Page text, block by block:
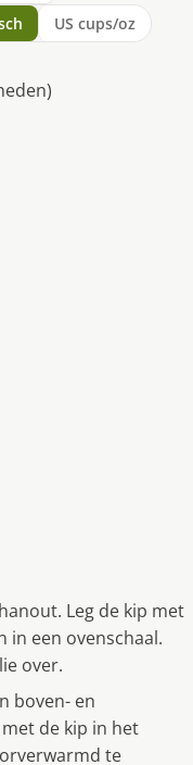
US cups/oz
Leg de kip met
in een ovenschaal.
over.
boven- en
de kip in het
te